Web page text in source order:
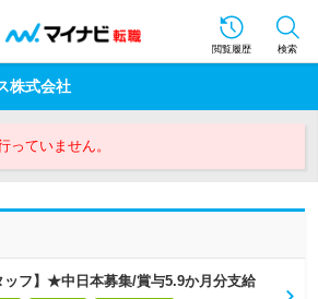
閲覧履歴 検索
株式会社
っていません。
ッフ】★中日本募集/賞与5.9か月分支給